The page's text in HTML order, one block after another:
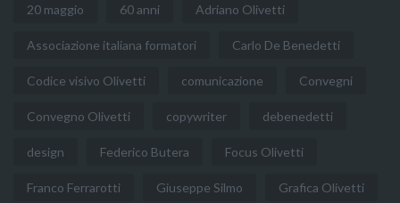
20 maggio 60 anni Adriano Olivetti
Associazione italiana formatori Carlo De Benedetti
Codice visivo Olivetti comunicazione Convegni
Convegno Olivetti copywriter debenedetti
design Federico Butera Focus Olivetti
Franco Ferrarotti Giuseppe Silmo Grafica Olivetti